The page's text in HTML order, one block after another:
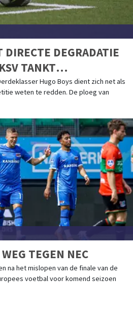
DIRECTE DEGRADATIE
TANKT
Hugo Boys dient zich net als
weten te redden. De ploeg van
TEGEN NEC
na het mislopen van de finale van de
voetbal voor komend seizoen